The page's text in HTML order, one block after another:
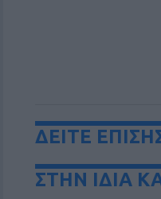
ΔΕΙΤΕ
ΣΤΗΝ ΙΔΙΑ